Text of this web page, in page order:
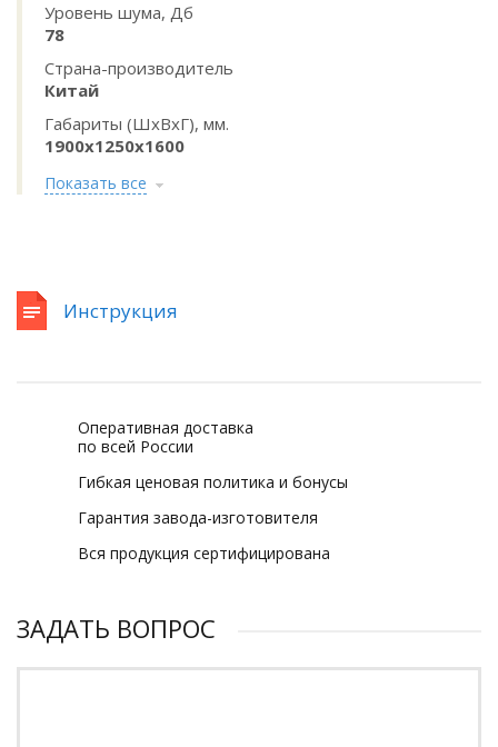
Уровень шума, Дб
78
Страна-производитель
Китай
Габариты (ШхВхГ), мм.
1900х1250х1600
Показать все
Инструкция
Оперативная доставка
по всей России
Гибкая ценовая политика и бонусы
Гарантия завода-изготовителя
Вся продукция сертифицирована
ЗАДАТЬ ВОПРОС